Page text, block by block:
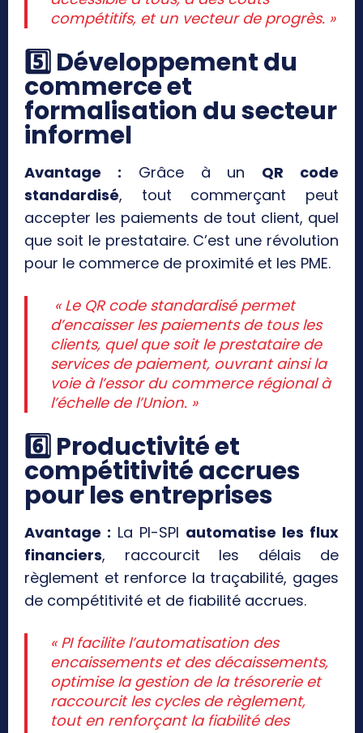
compétitifs, et un vecteur de progrès. »
5️⃣ Développement du
commerce et
formalisation du secteur
informel
Avantage : Grâce à un QR code
standardisé, tout commerçant peut
accepter les paiements de tout client, quel
que soit le prestataire. C’est une révolution
pour le commerce de proximité et les PME.
« Le QR code standardisé permet
d’encaisser les paiements de tous les
clients, quel que soit le prestataire de
services de paiement, ouvrant ainsi la
voie à l’essor du commerce régional à
l’échelle de l’Union. »
6️⃣ Productivité et
compétitivité accrues
pour les entreprises
Avantage : La PI-SPI automatise les flux
financiers, raccourcit les délais de
règlement et renforce la traçabilité, gages
de compétitivité et de fiabilité accrues.
« PI facilite l’automatisation des
encaissements et des décaissements,
optimise la gestion de la trésorerie et
raccourcit les cycles de règlement,
tout en renforçant la fiabilité des